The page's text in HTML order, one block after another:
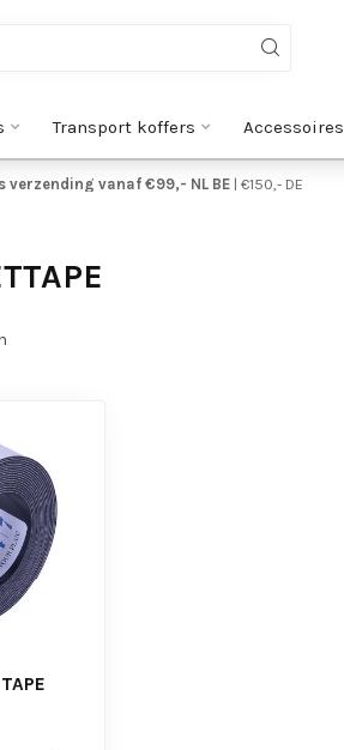
Transport koffers Accessoires
verzending vanaf €99,- NL BE| €150,- DE